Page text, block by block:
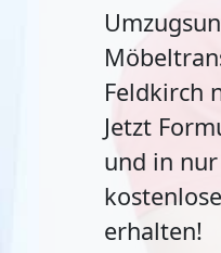
Feldkirch
Jetzt
und in
erhalten!